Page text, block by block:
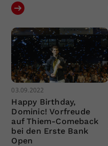
03.09.2022
Happy Birthday,
Dominic! Vorfreude
auf Thiem-Comeback
bei den Erste Bank
Open